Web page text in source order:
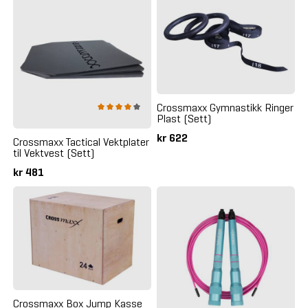
Crossmaxx Tactical Vektplater
til Vektvest (Sett)
kr 481
Crossmaxx Gymnastikk Ringer
Plast (Sett)
kr 622
Crossmaxx Box Jump Kasse